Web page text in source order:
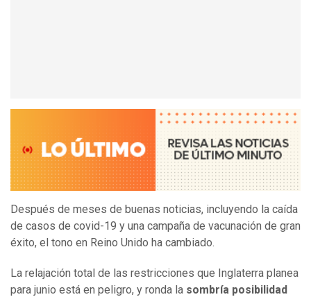
Después de meses de buenas noticias, incluyendo la caída
de casos de covid-19 y una campaña de vacunación de gran
éxito, el tono en Reino Unido ha cambiado.
La relajación total de las restricciones que Inglaterra planea
para junio está en peligro, y ronda la sombría posibilidad